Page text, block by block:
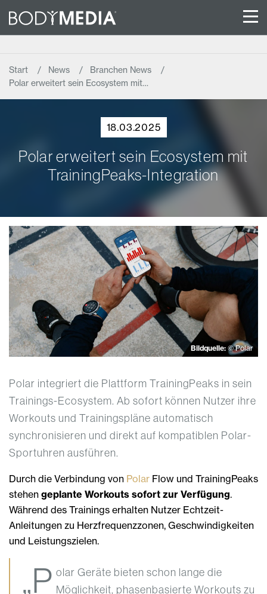
Start News
Branchen News
Polar erweitert sein Ecosystem mit…
18.03.2025
Polar erweitert sein Ecosystem mit
TrainingPeaks-Integration
Bildquelle: © Polar
Polar integriert die Plattform TrainingPeaks in sein
Trainings-Ecosystem. Ab sofort können Nutzer ihre
Workouts und Trainingspläne automatisch
synchronisieren und direkt auf kompatiblen Polar-
Sportuhren ausführen.
Durch die Verbindung von Polar Flow und TrainingPeaks
stehen geplante Workouts sofort zur Verfügung.
Während des Trainings erhalten Nutzer Echtzeit-
Anleitungen zu Herzfrequenzzonen, Geschwindigkeiten
und Leistungszielen.
„P olar Geräte bieten schon lange die
Möglichkeit, phasenbasierte Workouts zu